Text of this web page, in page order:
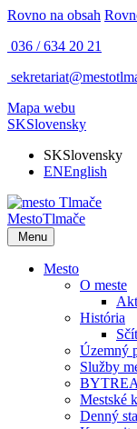
Rovno na obsah
036 / 634 20 21
Mapa webu
SKSlovensky
SKSlovensky
ENEnglish
MestoTlmače
Menu
Mesto
O meste
História
Územný
Služby
Mestské
Denný